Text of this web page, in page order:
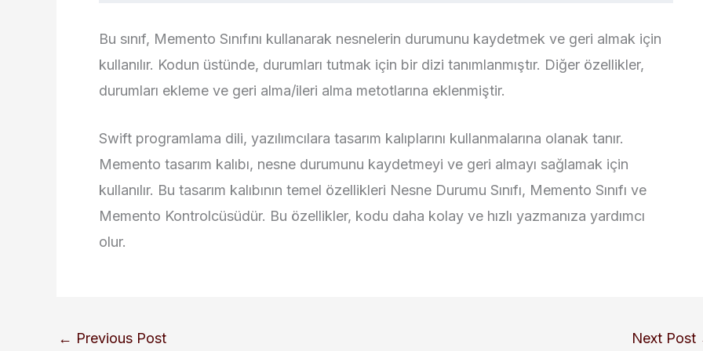
Bu sınıf, Memento Sınıfını kullanarak nesnelerin durumunu kaydetmek ve geri almak için
kullanılır. Kodun üstünde, durumları tutmak için bir dizi tanımlanmıştır. Diğer özellikler,
durumları ekleme ve geri alma/ileri alma metotlarına eklenmiştir.
Swift programlama dili, yazılımcılara tasarım kalıplarını kullanmalarına olanak tanır.
Memento tasarım kalıbı, nesne durumunu kaydetmeyi ve geri almayı sağlamak için
kullanılır. Bu tasarım kalıbının temel özellikleri Nesne Durumu Sınıfı, Memento Sınıfı ve
Memento Kontrolcüsüdür. Bu özellikler, kodu daha kolay ve hızlı yazmanıza yardımcı
olur.
← Previous Post Next Post